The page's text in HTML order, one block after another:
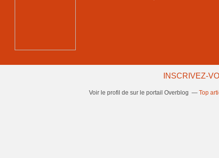
INSCRIVEZ-
Voir le profil de sur le portail Overblog Top